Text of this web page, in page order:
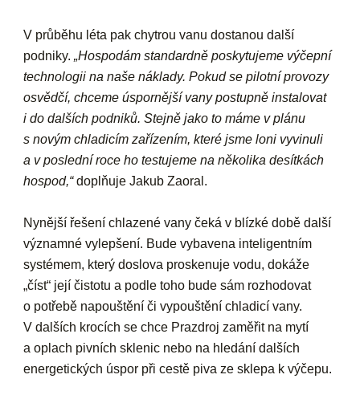
V průběhu léta pak chytrou vanu dostanou další
podniky.„Hospodám standardně poskytujeme výčepní
technologii na naše náklady. Pokud se pilotní provozy
osvědčí, chceme úspornější vany postupně instalovat
i do dalších podniků. Stejně jako to máme v plánu
s novým chladicím zařízením, které jsme loni vyvinuli
a v poslední roce ho testujeme na několika desítkách
hospod,“doplňuje Jakub Zaoral.
Nynější řešení chlazené vany čeká v blízké době další
významné vylepšení. Bude vybavena inteligentním
systémem, který doslova proskenuje vodu, dokáže
„číst“ její čistotu a podle toho bude sám rozhodovat
o potřebě napouštění či vypouštění chladicí vany.
V dalších krocích se chce Prazdroj zaměřit na mytí
a oplach pivních sklenic nebo na hledání dalších
energetických úspor při cestě piva ze sklepa k výčepu.